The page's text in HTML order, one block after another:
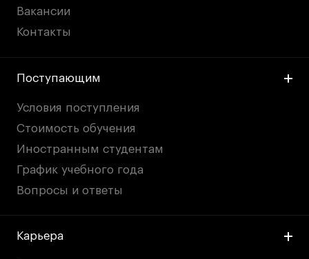
Вакансии
Контакты
Поступающим
Условия поступления
Стоимость обучения
Иностранным студентам
График учебного года
Вопросы и ответы
Карьера